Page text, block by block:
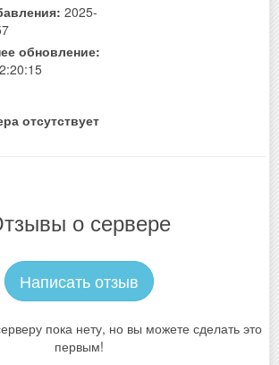
2025-
обновление:
отсутствует
о сервере
Написать отзыв
пока нету, но вы можете сделать это
первым!